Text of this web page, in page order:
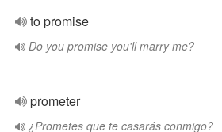
to promise
Do you promise you'll marry me?
prometer
¿Prometes que te casarás conmigo?